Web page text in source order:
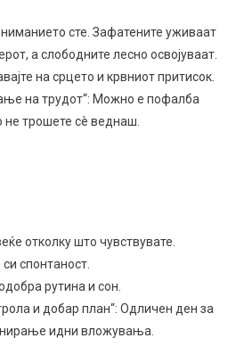
сте. Зафатените уживаат
а слободните лесно освојуваат.
на срцето и крвниот притисок.
на трудот“: Можно е пофалба
не трошете сè веднаш.
отколку што чувствувате.
спонтаност.
рутина и сон.
и добар план“: Одличен ден за
идни вложувања.